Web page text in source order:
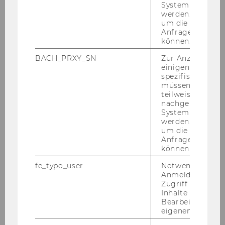
Guest Lecturer Marc Van Unen
On De­cem­ber 11th, ExInt stu­dents ana­ly­se the
glo­bal launch of the new pro­duct "Hez­kue"
with As­par­go La­bo­ra­to­ries, Inc. Marc van Unen,
MSc (econ) DBA as part of their first se­mes­ter
System
werden.
um die Antwort
Anfrage
können.
BACH_PRXY_SN
Zur Anzeige von
einigen WU-
spezifischen
müssen
teilweise von
nachgelagerten
System
werden.
um die Antwort
Anfrage
können.
fe_typo_user
Notwendig für
Anmeldung und
Zugriff auf
Inhalte oder zur
Bearbeitung des
eigenen Profils.